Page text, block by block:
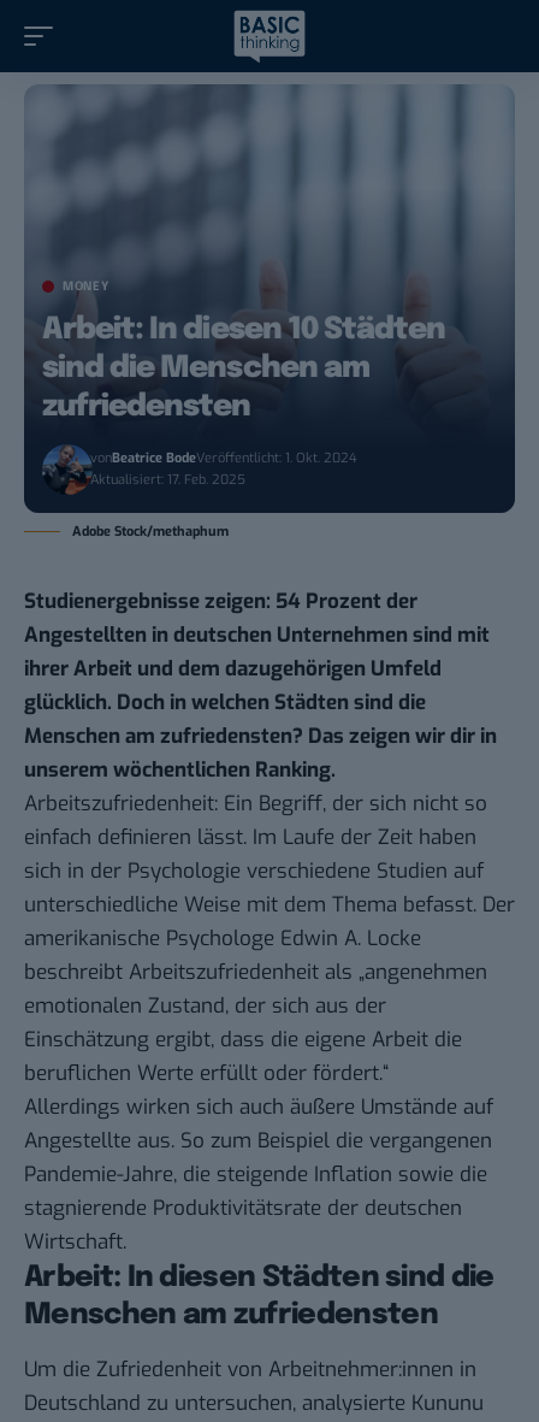
MONEY
Arbeit: In diesen 10 Städten
sind die Menschen am
zufriedensten
vonBeatrice BodeVeröffentlicht: 1. Okt. 2024
Aktualisiert: 17. Feb. 2025
Adobe Stock/methaphum
Studienergebnisse zeigen: 54 Prozent der
Angestellten in deutschen Unternehmen sind mit
ihrer Arbeit und dem dazugehörigen Umfeld
glücklich. Doch in welchen Städten sind die
Menschen am zufriedensten? Das zeigen wir dir in
unserem wöchentlichen Ranking.
Arbeitszufriedenheit: Ein Begriff, der sich nicht so
einfach definieren lässt. Im Laufe der Zeit haben
sich in der Psychologie verschiedene Studien auf
unterschiedliche Weise mit dem Thema befasst. Der
amerikanische Psychologe Edwin A. Locke
beschreibt Arbeitszufriedenheit als „angenehmen
emotionalen Zustand, der sich aus der
Einschätzung ergibt, dass die eigene Arbeit die
beruflichen Werte erfüllt oder fördert.“
Allerdings wirken sich auch äußere Umstände auf
Angestellte aus. So zum Beispiel die vergangenen
Pandemie-Jahre, die steigende Inflation sowie die
stagnierende Produktivitätsrate der deutschen
Wirtschaft.
Arbeit: In diesen Städten sind die
Menschen am zufriedensten
Um die Zufriedenheit von Arbeitnehmer:innen in
Deutschland zu untersuchen, analysierte Kununu